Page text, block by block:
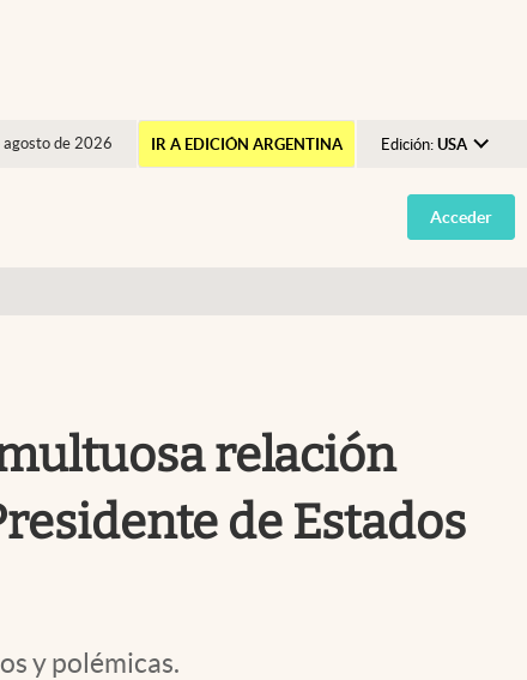
agosto de 2026 IR A EDICIÓN ARGENTINA Edición: USA
Argentina
España
Acceder
relación
de Estados
y polémicas.